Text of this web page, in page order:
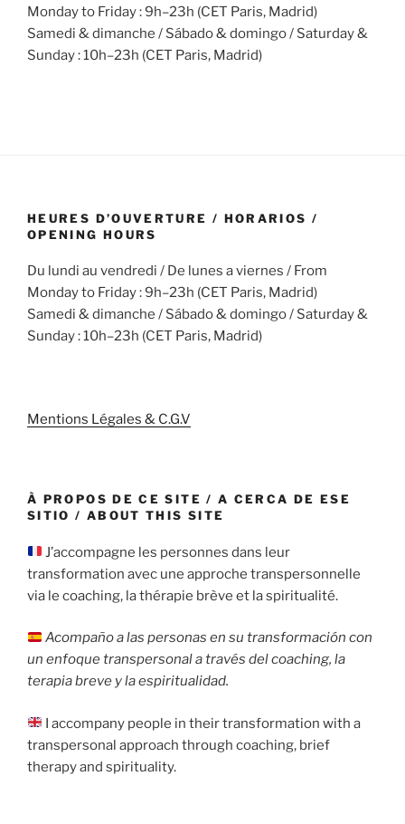
Monday to Friday : 9h–23h (CET Paris, Madrid)
Samedi & dimanche / Sábado & domingo / Saturday &
Sunday : 10h–23h (CET Paris, Madrid)
HEURES D’OUVERTURE / HORARIOS /
OPENING HOURS
Du lundi au vendredi / De lunes a viernes / From
Monday to Friday : 9h–23h (CET Paris, Madrid)
Samedi & dimanche / Sábado & domingo / Saturday &
Sunday : 10h–23h (CET Paris, Madrid)
Mentions Légales & C.G.V
À PROPOS DE CE SITE / A CERCA DE ESE
SITIO / ABOUT THIS SITE
J’accompagne les personnes dans leur
transformation avec une approche transpersonnelle
via le coaching, la thérapie brève et la spiritualité.
Acompaño a las personas en su transformación con
un enfoque transpersonal a través del coaching, la
terapia breve y la espiritualidad.
I accompany people in their transformation with a
transpersonal approach through coaching, brief
therapy and spirituality.